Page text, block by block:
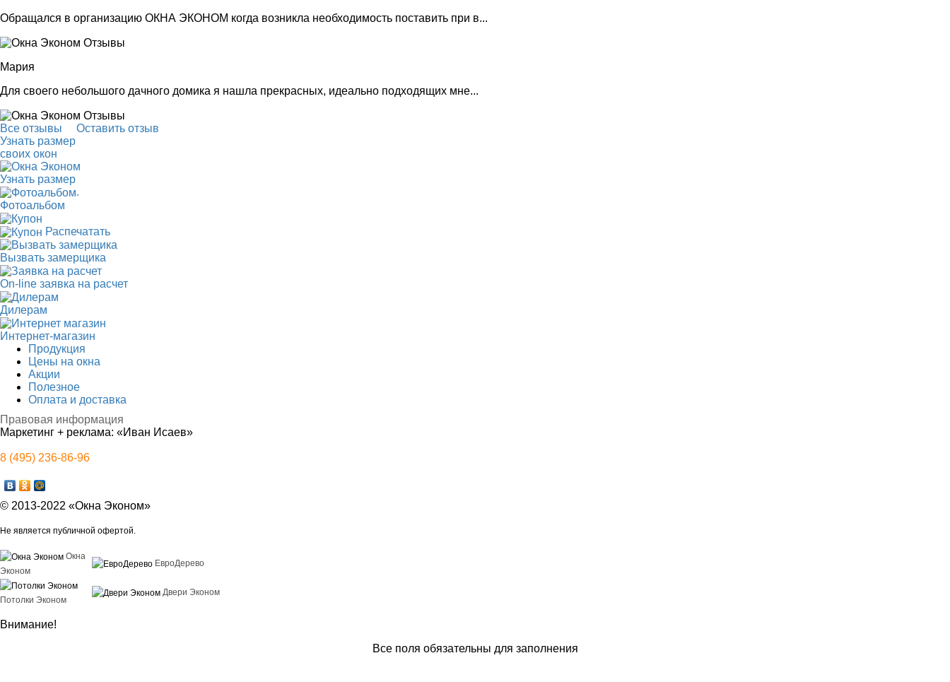
Обращался в организацию ОКНА ЭКОНОМ когда возникла необходимость поставить при в...
Мария
Для своего небольшого дачного домика я нашла прекрасных, идеально подходящих мне...
Все отзывы
Оставить отзыв
Узнать размер
своих окон
Узнать размер
.
Фотоальбом
Распечатать
Вызвать замерщика
On-line заявка на расчет
Дилерам
Интернет-магазин
Продукция
Цены на окна
Акции
Полезное
Оплата и доставка
Правовая информация
Маркетинг + реклама: «Иван Исаев»
8 (495) 236-86-96
© 2013-2022 «Окна Эконом»
Не является публичной офертой.
Окна
Эконом
ЕвроДерево
Потолки Эконом
Двери Эконом
Внимание!
Все поля обязательны для заполнения